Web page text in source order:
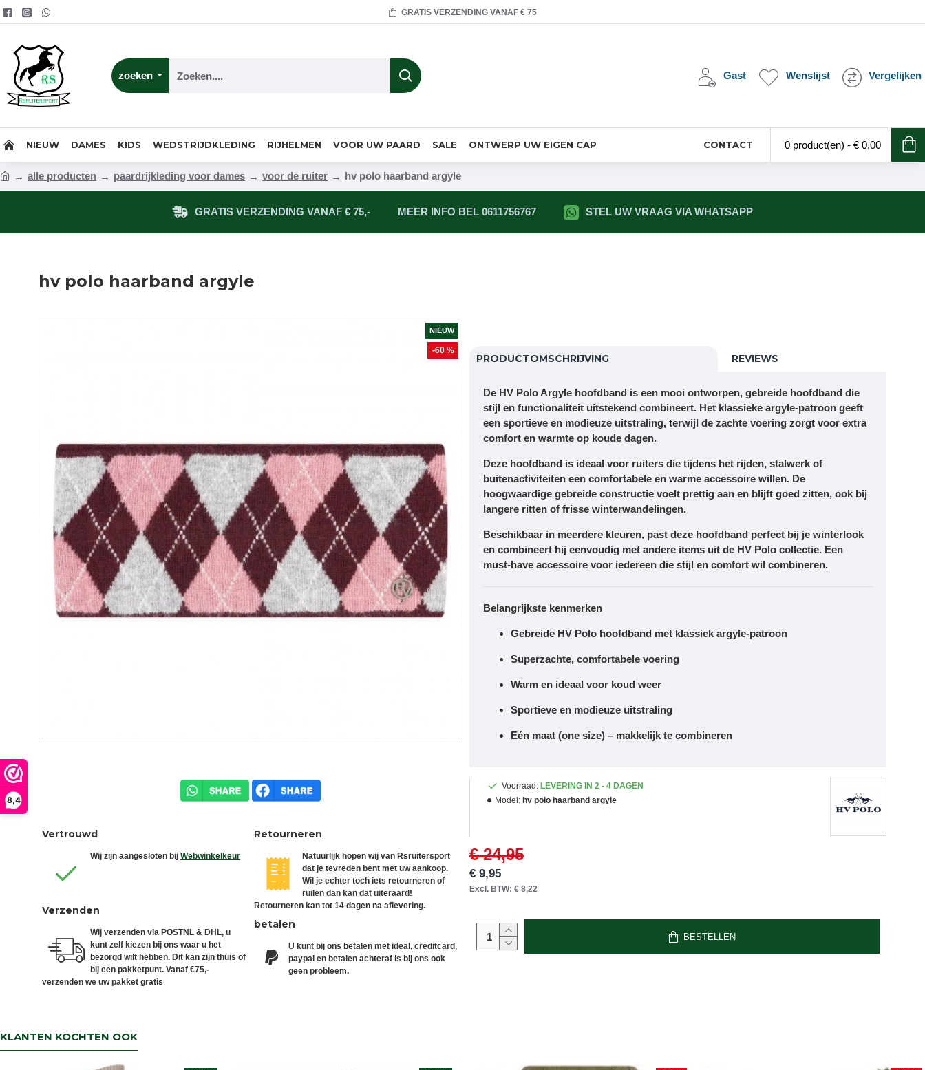
8,4
GRATIS VERZENDING VANAF € 75
zoeken Gast Wenslijst Vergelijken
NIEUW DAMES KIDS WEDSTRIJDKLEDING RIJHELMEN VOOR UW PAARD SALE ONTWERP UW EIGEN CAP CONTACT 0 product(en) - € 0,00
alle producten paardrijkleding voor dames voor de ruiter hv polo haarband argyle
GRATIS VERZENDING VANAF € 75,- MEER INFO BEL 0611756767 STEL UW VRAAG VIA WHATSAPP
hv polo haarband argyle
NIEUW
-60 %
Vertrouwd
Wij zijn aangesloten bij Webwinkelkeur
Verzenden
Wij verzenden via POSTNL & DHL, u
kunt zelf kiezen bij ons waar u het
bezorgd wilt hebben. Dit kan zijn thuis of
bij een pakketpunt. Vanaf €75,-
verzenden we uw pakket gratis
Retourneren
Natuurlijk hopen wij van Rsruitersport
dat je tevreden bent met uw aankoop.
Wil je echter toch iets retourneren of
ruilen dan kan dat uiteraard!
Retourneren kan tot 14 dagen na aflevering.
betalen
U kunt bij ons betalen met ideal, creditcard,
paypal en betalen achteraf is bij ons ook
geen probleem.
PRODUCTOMSCHRIJVING REVIEWS
De HV Polo Argyle hoofdband is een mooi ontworpen, gebreide hoofdband die
stijl en functionaliteit uitstekend combineert. Het klassieke argyle-patroon geeft
een sportieve en modieuze uitstraling, terwijl de zachte voering zorgt voor extra
comfort en warmte op koude dagen.
Deze hoofdband is ideaal voor ruiters die tijdens het rijden, stalwerk of
buitenactiviteiten een comfortabele en warme accessoire willen. De
hoogwaardige gebreide constructie voelt prettig aan en blijft goed zitten, ook bij
langere ritten of frisse winterwandelingen.
Beschikbaar in meerdere kleuren, past deze hoofdband perfect bij je winterlook
en combineert hij eenvoudig met andere items uit de HV Polo collectie. Een
must-have accessoire voor iedereen die stijl en comfort wil combineren.
Belangrijkste kenmerken
Gebreide HV Polo hoofdband met klassiek argyle-patroon
Superzachte, comfortabele voering
Warm en ideaal voor koud weer
Sportieve en modieuze uitstraling
Eén maat (one size) – makkelijk te combineren
Voorraad: LEVERING IN 2 - 4 DAGEN
Model: hv polo haarband argyle
€ 9,95
€ 24,95
Excl. BTW: € 8,22
BESTELLEN
KLANTEN KOCHTEN OOK